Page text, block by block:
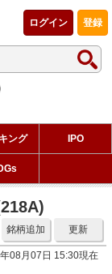
登録
ログイン
ング IPO
更新
銘柄追加
08月07日 15:30現在